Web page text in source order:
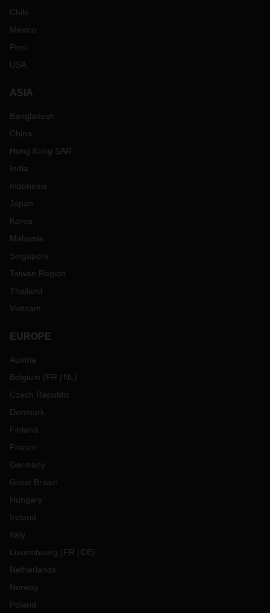
Chile
Mexico
Peru
USA
ASIA
Bangladesh
China
Hong Kong SAR
India
Indonesia
Japan
Korea
Malaysia
Singapore
Taiwan Region
Thailand
Vietnam
EUROPE
Austria
Belgium (FR NL )
Czech Republic
Denmark
Finland
France
Germany
Great Britain
Hungary
Ireland
Italy
Luxembourg (FR DE)
Netherlands
Norway
Poland